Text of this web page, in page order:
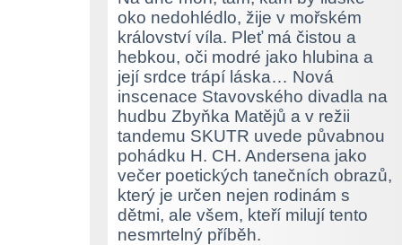
oko nedohlédlo, žije v mořském
království víla. Pleť má čistou a
hebkou, oči modré jako hlubina a
její srdce trápí láska… Nová
inscenace Stavovského divadla na
hudbu Zbyňka Matějů a v režii
tandemu SKUTR uvede půvabnou
pohádku H. CH. Andersena jako
večer poetických tanečních obrazů,
který je určen nejen rodinám s
dětmi, ale všem, kteří milují tento
nesmrtelný příběh.